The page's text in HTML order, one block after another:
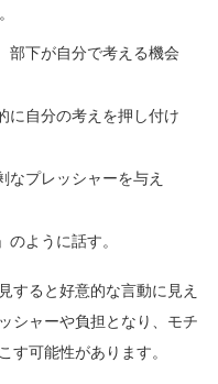
部下が自分で考える機会
に自分の考えを押し付け
なプレッシャーを与え
ように話す。
すると好意的な言動に見え
シャーや負担となり、モチ
す可能性があります。